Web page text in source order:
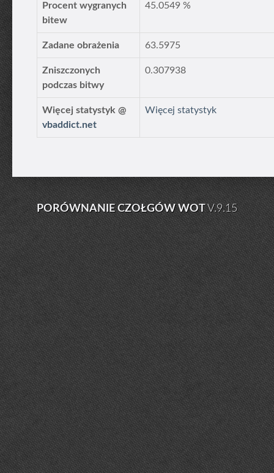
Procent wygranych
bitew
45.0549 %
Zadane obrażenia 63.5975
Zniszczonych
podczas bitwy
0.307938
Więcej statystyk @
vbaddict.net
Więcej statystyk
PORÓWNANIE CZOŁGÓW WOTV.9.15